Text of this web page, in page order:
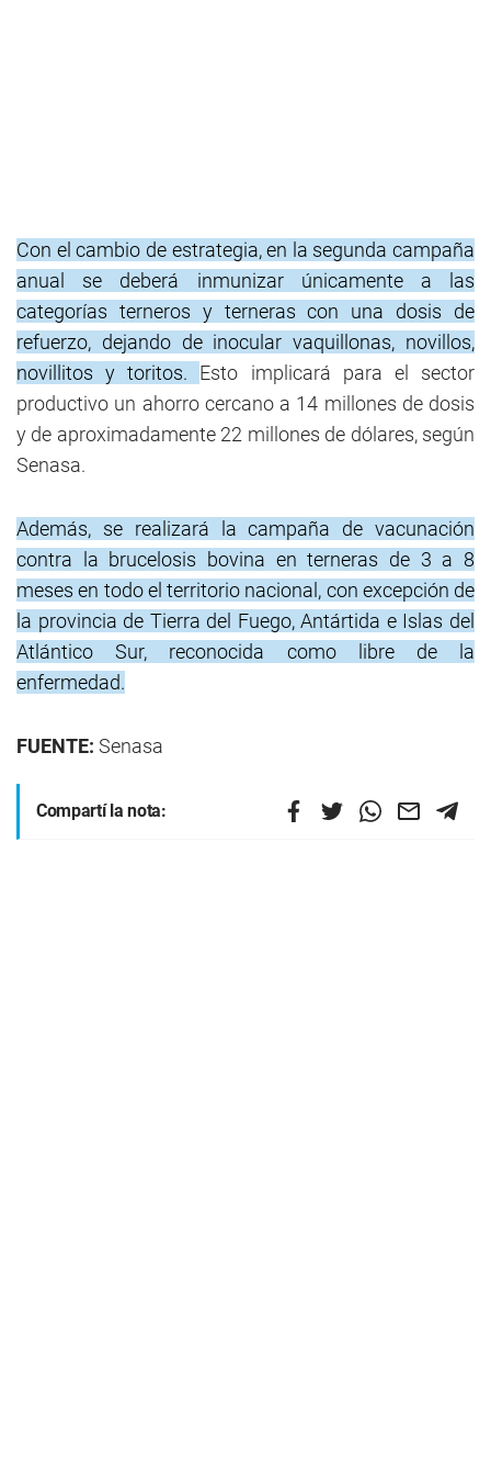
Con el cambio de estrategia, en la segunda campaña
anual se deberá inmunizar únicamente a las
categorías terneros y terneras con una dosis de
refuerzo, dejando de inocular vaquillonas, novillos,
novillitos y toritos. Esto implicará para el sector
productivo un ahorro cercano a 14 millones de dosis
y de aproximadamente 22 millones de dólares, según
Senasa.
Además, se realizará la campaña de vacunación
contra la brucelosis bovina en terneras de 3 a 8
meses en todo el territorio nacional, con excepción de
la provincia de Tierra del Fuego, Antártida e Islas del
Atlántico Sur, reconocida como libre de la
enfermedad.
FUENTE: Senasa
Compartí la nota: